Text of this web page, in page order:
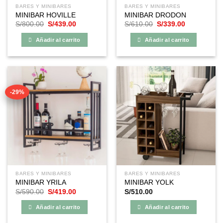
BARES Y MINIBARES
MINIBAR HOVILLE
S/800.00 El
original
era:
S/439.00El
actual
es:
Añadir al carrito
BARES Y MINIBARES
MINIBAR DRODON
S/610.00 El
original
era:
S/339.00El
actual
es:
Añadir al carrito
-29%
BARES Y MINIBARES
MINIBAR YRILA
S/590.00 El
original
era:
S/419.00El
actual
es:
Añadir al carrito
BARES Y MINIBARES
MINIBAR YOLK
S/510.00
Añadir al carrito